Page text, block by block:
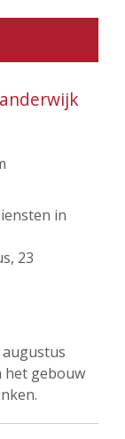
in
23
het gebouw